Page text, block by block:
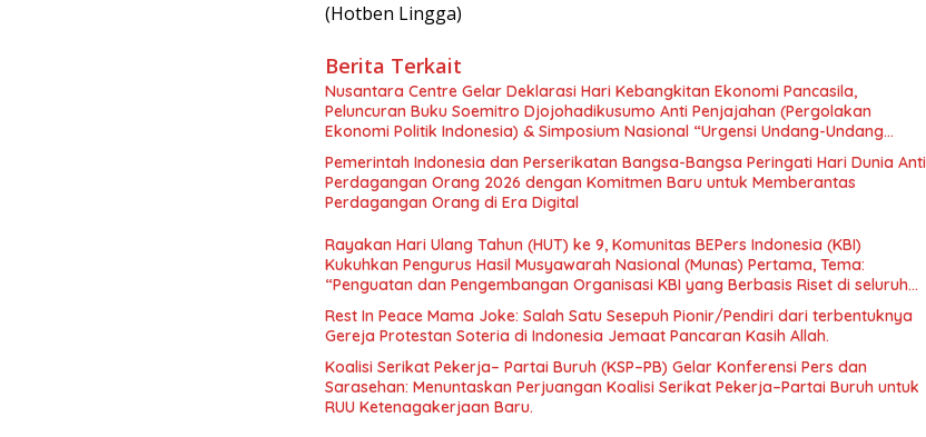
(Hotben Lingga)
Berita Terkait
Nusantara Centre Gelar Deklarasi Hari Kebangkitan Ekonomi Pancasila,
Peluncuran Buku Soemitro Djojohadikusumo Anti Penjajahan (Pergolakan
Ekonomi Politik Indonesia) & Simposium Nasional “Urgensi Undang-Undang
Perekonomian Nasional dan Kesejahteraan Sosial dalam Menata Bangsa Menuju
Indonesia Emas 2045”,
Pemerintah Indonesia dan Perserikatan Bangsa-Bangsa Peringati Hari Dunia Anti
Perdagangan Orang 2026 dengan Komitmen Baru untuk Memberantas
Perdagangan Orang di Era Digital
Rayakan Hari Ulang Tahun (HUT) ke 9, Komunitas BEPers Indonesia (KBI)
Kukuhkan Pengurus Hasil Musyawarah Nasional (Munas) Pertama, Tema:
“Penguatan dan Pengembangan Organisasi KBI yang Berbasis Riset di seluruh
Indonesia dan Mancanegara”.
Rest In Peace Mama Joke: Salah Satu Sesepuh Pionir/Pendiri dari terbentuknya
Gereja Protestan Soteria di Indonesia Jemaat Pancaran Kasih Allah.
Koalisi Serikat Pekerja– Partai Buruh (KSP–PB) Gelar Konferensi Pers dan
Sarasehan: Menuntaskan Perjuangan Koalisi Serikat Pekerja–Partai Buruh untuk
RUU Ketenagakerjaan Baru.